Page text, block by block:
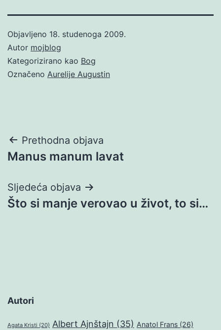
Objavljeno 18. studenoga 2009.
Autor mojblog
Kategorizirano kao Bog
Označeno Aurelije Augustin
Navigacija
objava
Prethodna objava
Manus manum lavat
Sljedeća objava
Što si manje verovao u život, to si…
Autori
Agata Kristi (20) Albert Ajnštajn (35) Anatol Frans (26)